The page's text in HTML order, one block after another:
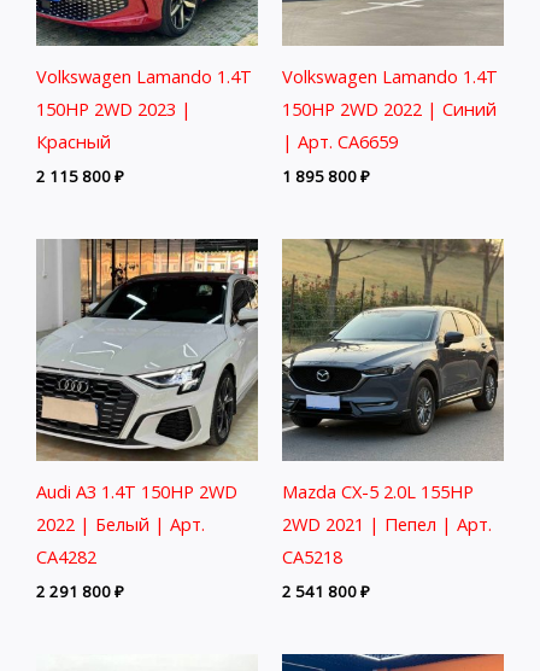
Volkswagen Lamando 1.4T
150HP 2WD 2023 |
Красный
2 115 800₽
Volkswagen Lamando 1.4T
150HP 2WD 2022 | Синий
| Арт. CA6659
1 895 800₽
Audi A3 1.4T 150HP 2WD
2022 | Белый | Арт.
CA4282
2 291 800₽
Mazda CX-5 2.0L 155HP
2WD 2021 | Пепел | Арт.
CA5218
2 541 800₽